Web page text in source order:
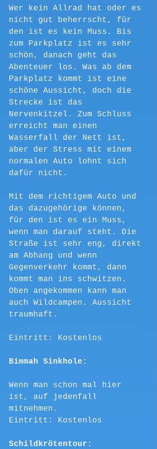
Wer kein Allrad hat oder es
nicht gut beherrscht, für
den ist es kein Muss. Bis
zum Parkplatz ist es sehr
schön, danach geht das
Abenteuer los. Was ab dem
Parkplatz kommt ist eine
schöne Aussicht, doch die
Strecke ist das
Nervenkitzel. Zum Schluss
erreicht man einen
Wasserfall der Nett ist,
aber der Stress mit einem
normalen Auto lohnt sich
dafür nicht.
Mit dem richtigem Auto und
das dazugehörige können,
für den ist es ein Muss,
wenn man darauf steht. Die
Straße ist sehr eng, direkt
am Abhang und wenn
Gegenverkehr kommt, dann
kommt man ins schwitzen.
Oben angekommen kann man
auch Wildcampen. Aussicht
traumhaft.
Eintritt: Kostenlos
Bimmah Sinkhole:
Wenn man schon mal hier
ist, auf jedenfall
mitnehmen.
Eintritt: Kostenlos
Schildkrötentour: